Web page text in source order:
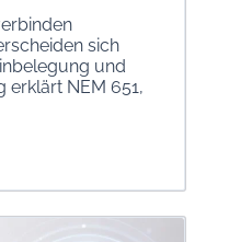
sich
und
erklärt NEM 651,